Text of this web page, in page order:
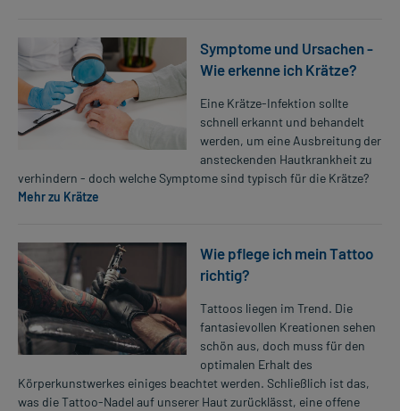
Symptome und Ursachen -
Wie erkenne ich Krätze?
Eine Krätze-Infektion sollte
schnell erkannt und behandelt
werden, um eine Ausbreitung der
ansteckenden Hautkrankheit zu
verhindern - doch welche Symptome sind typisch für die Krätze?
Mehr zu Krätze
Wie pflege ich mein Tattoo
richtig?
Tattoos liegen im Trend. Die
fantasievollen Kreationen sehen
schön aus, doch muss für den
optimalen Erhalt des
Körperkunstwerkes einiges beachtet werden. Schließlich ist das,
was die Tattoo-Nadel auf unserer Haut zurücklässt, eine offene